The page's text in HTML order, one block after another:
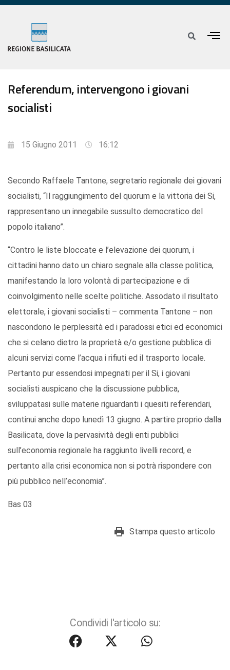
Referendum, intervengono i giovani
socialisti
15 Giugno 2011 16:12
Secondo Raffaele Tantone, segretario regionale dei giovani
socialisti, “Il raggiungimento del quorum e la vittoria dei Si,
rappresentano un innegabile sussulto democratico del
popolo italiano”.
“Contro le liste bloccate e l’elevazione dei quorum, i
cittadini hanno dato un chiaro segnale alla classe politica,
manifestando la loro volontà di partecipazione e di
coinvolgimento nelle scelte politiche. Assodato il risultato
elettorale, i giovani socialisti – commenta Tantone – non
nascondono le perplessità ed i paradossi etici ed economici
che si celano dietro la proprietà e/o gestione pubblica di
alcuni servizi come l’acqua i rifiuti ed il trasporto locale.
Pertanto pur essendosi impegnati per il Si, i giovani
socialisti auspicano che la discussione pubblica,
sviluppatasi sulle materie riguardanti i quesiti referendari,
continui anche dopo lunedì 13 giugno. A partire proprio dalla
Basilicata, dove la pervasività degli enti pubblici
sull’economia regionale ha raggiunto livelli record, e
pertanto alla crisi economica non si potrà rispondere con
più pubblico nell’economia”.
Bas 03
Stampa questo articolo
Condividi l'articolo su: